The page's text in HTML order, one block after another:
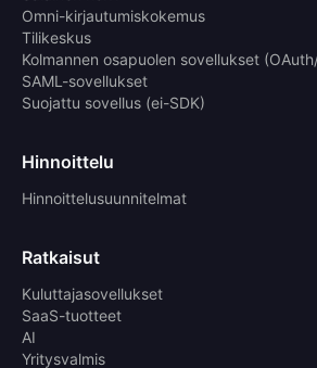
Omni-kirjautumiskokemus
Tilikeskus
Kolmannen osapuolen sovellukset
SAML-sovellukset
Suojattu sovellus (ei-SDK)
Hinnoittelu
Hinnoittelusuunnitelmat
Ratkaisut
Kuluttajasovellukset
SaaS-tuotteet
AI
Yritysvalmis